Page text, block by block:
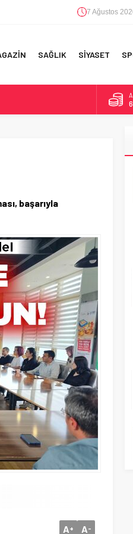
7 Ağustos
SAĞLIK SİYASET
başarıyla
A+ A-